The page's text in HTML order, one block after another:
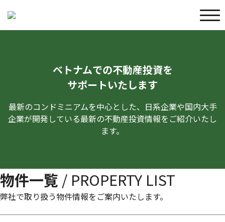
ベトナムでの不動産投資を
サポートいたします
最新のコンドミニアムを中心とした、日系企業や国内大手
企業が開発している最新の不動産投資情報をご紹介いたし
ます。
物件一覧 / PROPERTY LIST
弊社で取り扱う物件情報をご案内いたします。